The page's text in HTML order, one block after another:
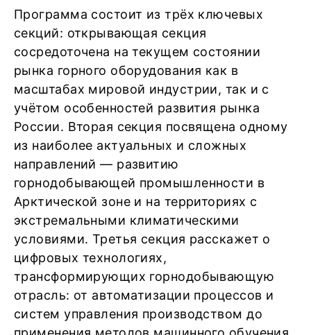
Программа состоит из трёх ключевых
секций: открывающая секция
сосредоточена на текущем состоянии
рынка горного оборудования как в
масштабах мировой индустрии, так и с
учётом особенностей развития рынка
России. Вторая секция посвящена одному
из наиболее актуальных и сложных
направлений — развитию
горнодобывающей промышленности в
Арктической зоне и на территориях с
экстремальными климатическими
условиями. Третья секция расскажет о
цифровых технологиях,
трансформирующих горнодобывающую
отрасль: от автоматизации процессов и
систем управления производством до